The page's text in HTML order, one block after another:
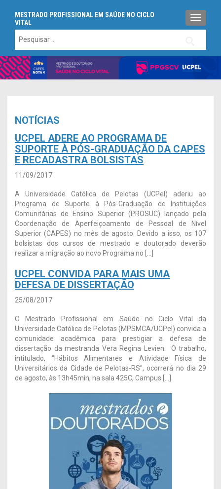
MESTRADO PROFISSIONAL EM SAÚDE NO CICLO
VITAL
por:
NOTÍCIAS
UCPEL ADERE AO PROGRAMA DE
SUPORTE À PÓS-GRADUAÇÃO DA CAPES
E RECADASTRA BOLSISTAS
11/09/2017
A Universidade Católica de Pelotas (UCPel) aderiu ao
Programa de Suporte à Pós-Graduação de Instituições
Comunitárias de Ensino Superior (PROSUC) lançado pela
Coordenação de Aperfeiçoamento de Pessoal de Nível
Superior (CAPES) no mês de agosto. Devido a isso, os 107
bolsistas dos cursos de mestrado e doutorado deverão
realizar a migração ao novo Programa no […]
UCPEL CONVIDA PARA MAIS UMA
DEFESA DE DISSERTAÇÃO
25/08/2017
O Mestrado Profissional em Saúde no Ciclo Vital da
Universidade Católica de Pelotas (MPSMCA/UCPel) convida a
comunidade acadêmica para prestigiar a defesa de
dissertação da mestranda Vera Regina Levien. O trabalho,
intitulado, “Hábitos Alimentares e Atividade Física de
Universitários da Cidade de Pelotas-RS”, ocorrerá no dia 29
de agosto, às 13h45min, na sala 425C, Campus […]